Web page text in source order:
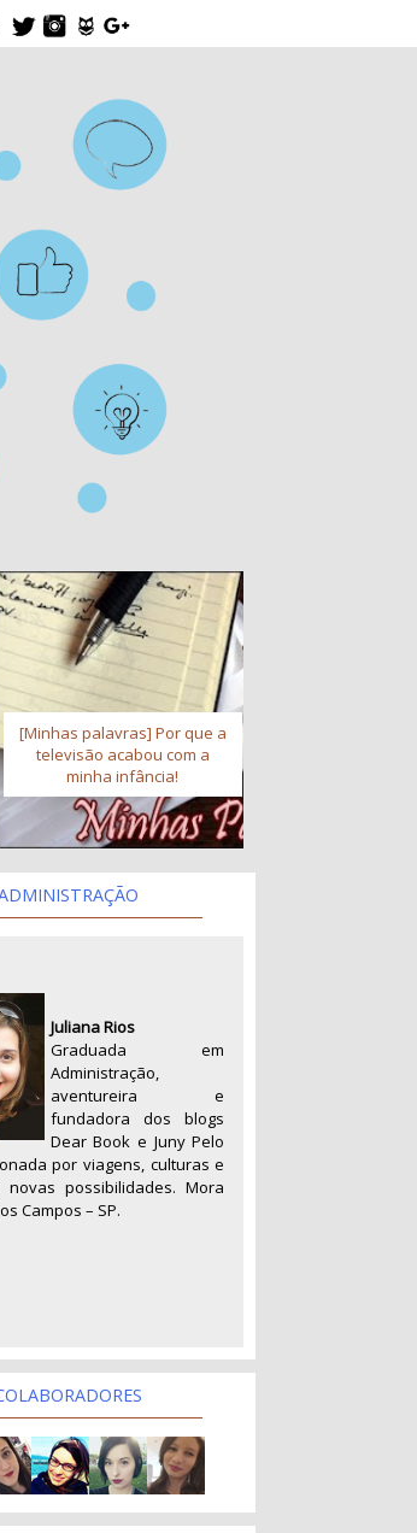
[Minhas palavras] Por que a
televisão acabou com a
minha infância!
Juliana Rios
Graduada em
Administração,
aventureira e
fundadora dos blogs
Dear Book e Juny Pelo
por viagens, culturas e
possibilidades. Mora
Campos – SP.